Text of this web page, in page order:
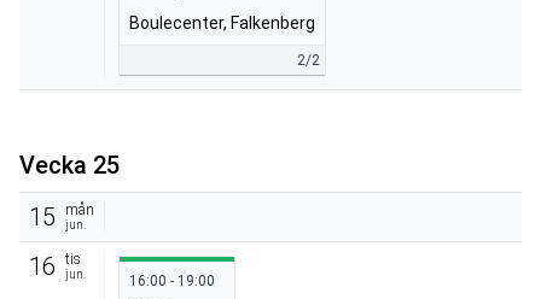
Boulecenter, Falkenberg
2/2
Vecka 25
15
mån
jun.
16 tis
jun. 16:00 - 19:00